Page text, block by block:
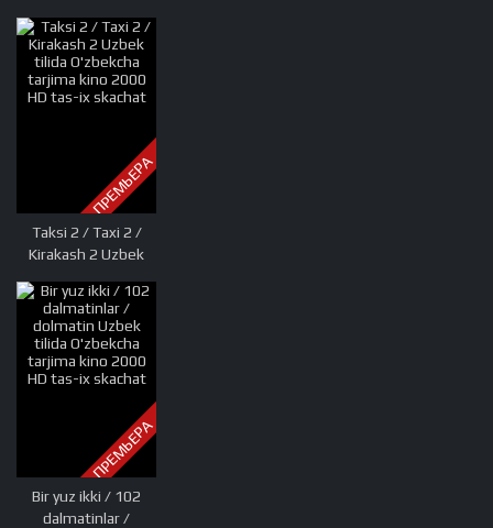
tilida O'zbekcha
tarjima kino 2014
HD tas-ix skachat
ПРЕМЬЕРА
Taksi 2 / Taxi 2 /
Kirakash 2 Uzbek
tarjima kino 2000
HD tas-ix skachat
ПРЕМЬЕРА
Bir yuz ikki / 102
dalmatinlar /